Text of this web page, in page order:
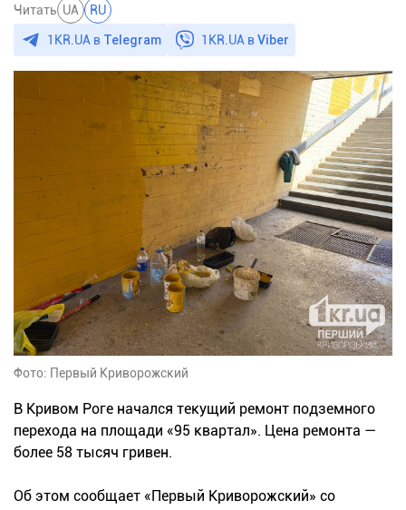
Читать UA RU
1KR.UA в Telegram 1KR.UA вViber
Фото: Первый Криворожский
В Кривом Роге начался текущий ремонт подземного
перехода на площади «95 квартал». Цена ремонта —
более 58 тысяч гривен.
Об этом сообщает «Первый Криворожский» со